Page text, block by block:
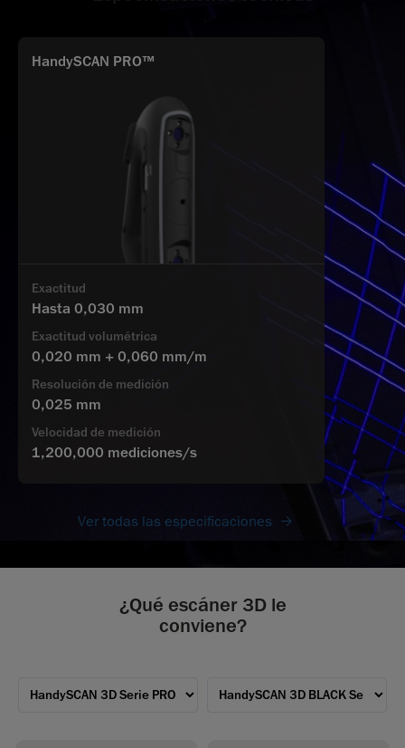
HandySCAN PRO™
Exactitud
Hasta 0,030 mm
Exactitud volumétrica
0,020 mm + 0,060 mm/m
Resolución de medición
0,025 mm
Velocidad de medición
1,200,000 mediciones/s
Ver todas las especificaciones
¿Qué escáner 3D le
conviene?